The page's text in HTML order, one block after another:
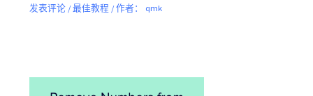
发表评论 /最佳教程 / 作者： qmk